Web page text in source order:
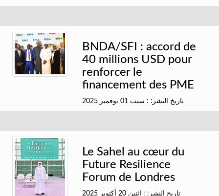
BNDA/SFI : accord de
40 millions USD pour
renforcer le
financement des PME
تاريخ النشر: : سبت 01 نوفمبر 2025
Le Sahel au cœur du
Future Resilience
Forum de Londres
تاريخ النشر: : إثنين 20 أكتوبر 2025